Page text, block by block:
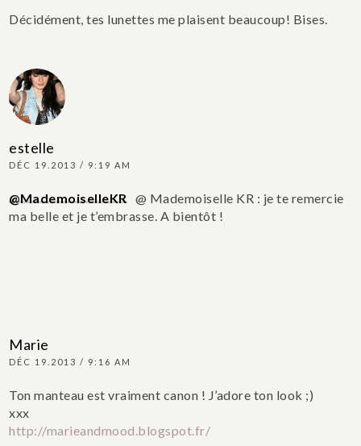
Décidément, tes lunettes me plaisent beaucoup! Bises.
estelle
DÉC 19.2013 / 9:19 AM
@MademoiselleKR @ Mademoiselle KR : je te remercie
ma belle et je t’embrasse. A bientôt !
Marie
DÉC 19.2013 / 9:16 AM
Ton manteau est vraiment canon ! J’adore ton look ;)
xxx
http://marieandmood.blogspot.fr/